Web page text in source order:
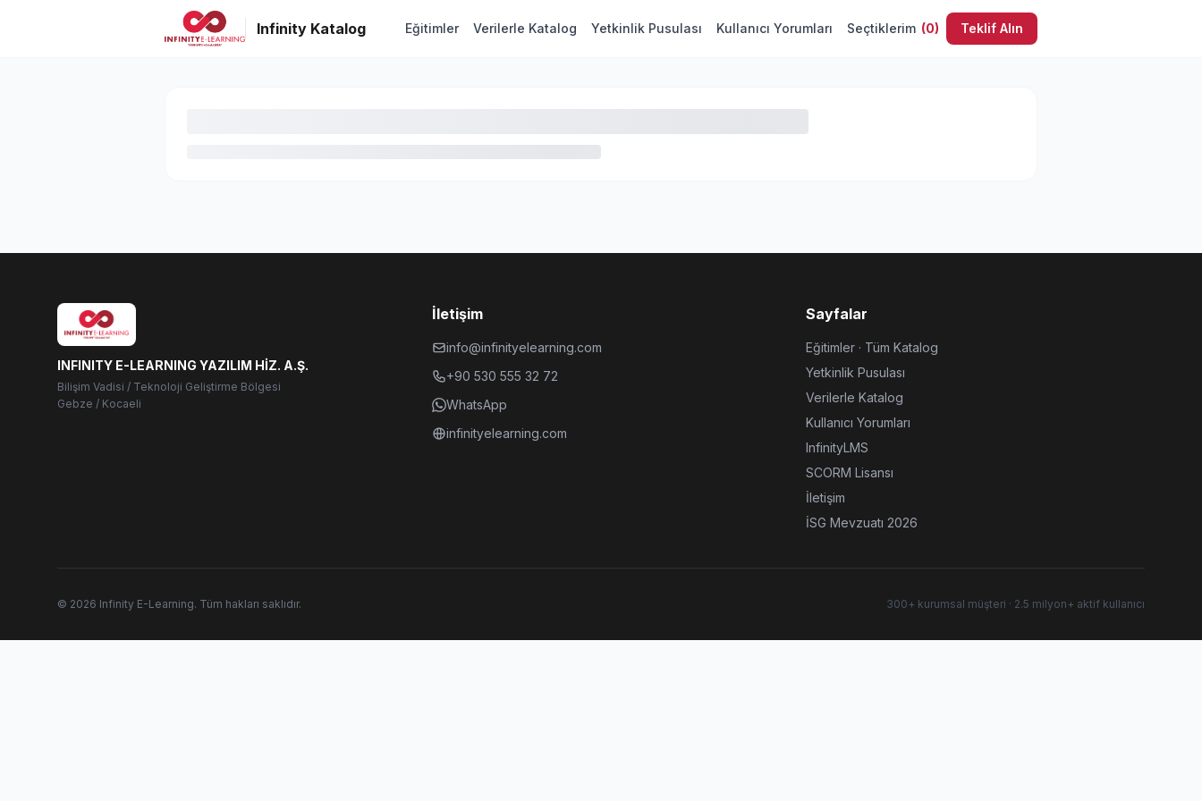
Infinity Katalog Eğitimler Verilerle Katalog Yetkinlik Pusulası Kullanıcı Yorumları Seçtiklerim (0) Teklif Alın
INFINITY E-LEARNING YAZILIM HİZ. A.Ş.
Bilişim Vadisi / Teknoloji Geliştirme Bölgesi
Gebze / Kocaeli
İletişim
info@infinityelearning.com
+90 530 555 32 72
WhatsApp
infinityelearning.com
Sayfalar
Eğitimler · Tüm Katalog
Yetkinlik Pusulası
Verilerle Katalog
Kullanıcı Yorumları
InfinityLMS
SCORM Lisansı
İletişim
İSG Mevzuatı 2026
© 2026 Infinity E-Learning. Tüm hakları saklıdır. 300+ kurumsal müşteri · 2.5 milyon+ aktif kullanıcı